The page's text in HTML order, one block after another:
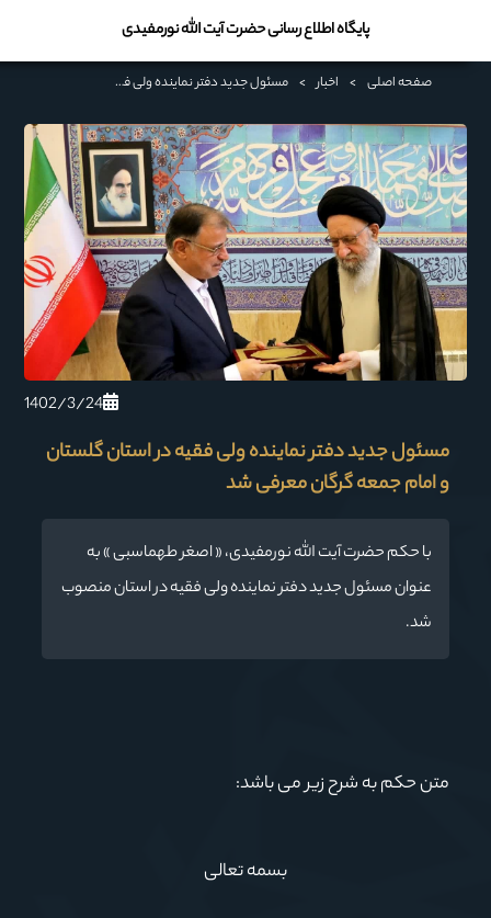
پایگاه اطلاع رسانی حضرت آیت الله نورمفیدی
صفحه اصلی > اخبار > مسئول جدید دفتر نماینده ولی فقیه در استان گلستان و امام جمعه گرگان معرفی شد
1402/3/24
مسئول جدید دفتر نماینده ولی فقیه در استان گلستان
و امام جمعه گرگان معرفی شد
با حکم حضرت آیت الله نورمفیدی، « اصغر طهماسبی » به
عنوان مسئول جدید دفتر نماینده ولی فقیه در استان منصوب
شد.
متن حکم به شرح زیر می باشد:
بسمه تعالی